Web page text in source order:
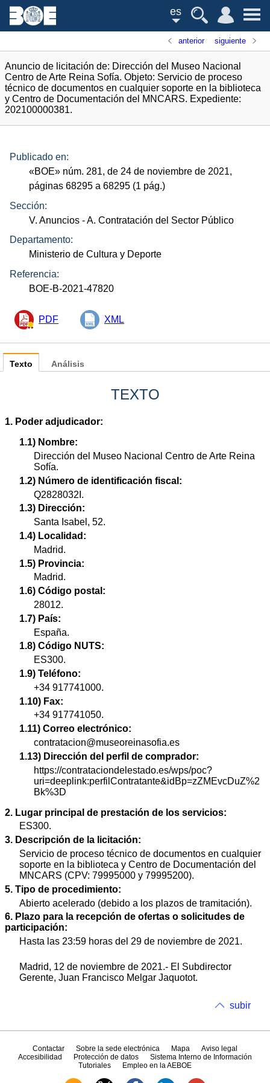
es
anterior siguiente
Anuncio de licitación de: Dirección del Museo Nacional
Centro de Arte Reina Sofía. Objeto: Servicio de proceso
técnico de documentos en cualquier soporte en la biblioteca
y Centro de Documentación del MNCARS. Expediente:
202100000381.
Publicado en:
«BOE» núm. 281, de 24 de noviembre de 2021,
páginas 68295 a 68295 (1 pág.)
Sección:
V. Anuncios - A. Contratación del Sector Público
Departamento:
Ministerio de Cultura y Deporte
Referencia:
BOE-B-2021-47820
PDF XML
Texto
TEXTO
1. Poder adjudicador:
1.1) Nombre:
Dirección del Museo Nacional Centro de Arte Reina
Sofía.
1.2) Número de identificación fiscal:
Q2828032I.
1.3) Dirección:
Santa Isabel, 52.
1.4) Localidad:
Madrid.
1.5) Provincia:
Madrid.
1.6) Código postal:
28012.
1.7) País:
España.
1.8) Código NUTS:
ES300.
1.9) Teléfono:
+34 917741000.
1.10) Fax:
+34 917741050.
1.11) Correo electrónico:
contratacion@museoreinasofia.es
1.13) Dirección del perfil de comprador:
https://contrataciondelestado.es/wps/poc?
uri=deeplink:perfilContratante&idBp=zZMEvcDuZ%2
Bk%3D
2. Lugar principal de prestación de los servicios:
ES300.
3. Descripción de la licitación:
Servicio de proceso técnico de documentos en cualquier
soporte en la biblioteca y Centro de Documentación del
MNCARS (CPV: 79995000 y 79995200).
5. Tipo de procedimiento:
Abierto acelerado (debido a los plazos de tramitación).
6. Plazo para la recepción de ofertas o solicitudes de
participación:
Hasta las 23:59 horas del 29 de noviembre de 2021.
Madrid, 12 de noviembre de 2021.- El Subdirector
Gerente, Juan Francisco Melgar Jaquotot.
Análisis
subir
Contactar Sobre la sede electrónica Mapa
Aviso legal
Accesibilidad
Protección de datos
Sistema Interno de Información
Tutoriales
Empleo en la AEBOE